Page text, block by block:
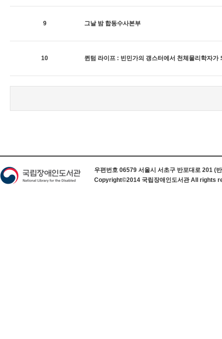
9 그날 밤 합동수사본부
10 퀸텀 라이프 : 빈민가의 갱스터에서 천체물리학자가
우편번호 06579 서울시 서초구 반포대로 201 (
Copyright©2014 국립장애인도서관 All rights